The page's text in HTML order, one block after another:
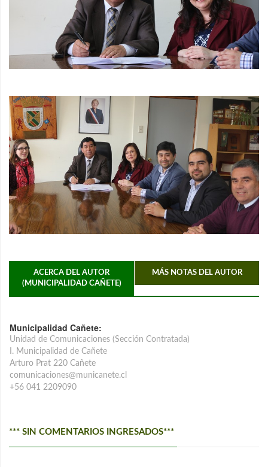
ACERCA DEL AUTOR
(MUNICIPALIDAD CAÑETE)
MÁS NOTAS DEL AUTOR
Municipalidad Cañete:
Unidad de Comunicaciones (Sección Contratada)
I. Municipalidad de Cañete
Arturo Prat 220 Cañete
comunicaciones@municanete.cl
+56 041 2209090
*** SIN COMENTARIOS INGRESADOS***